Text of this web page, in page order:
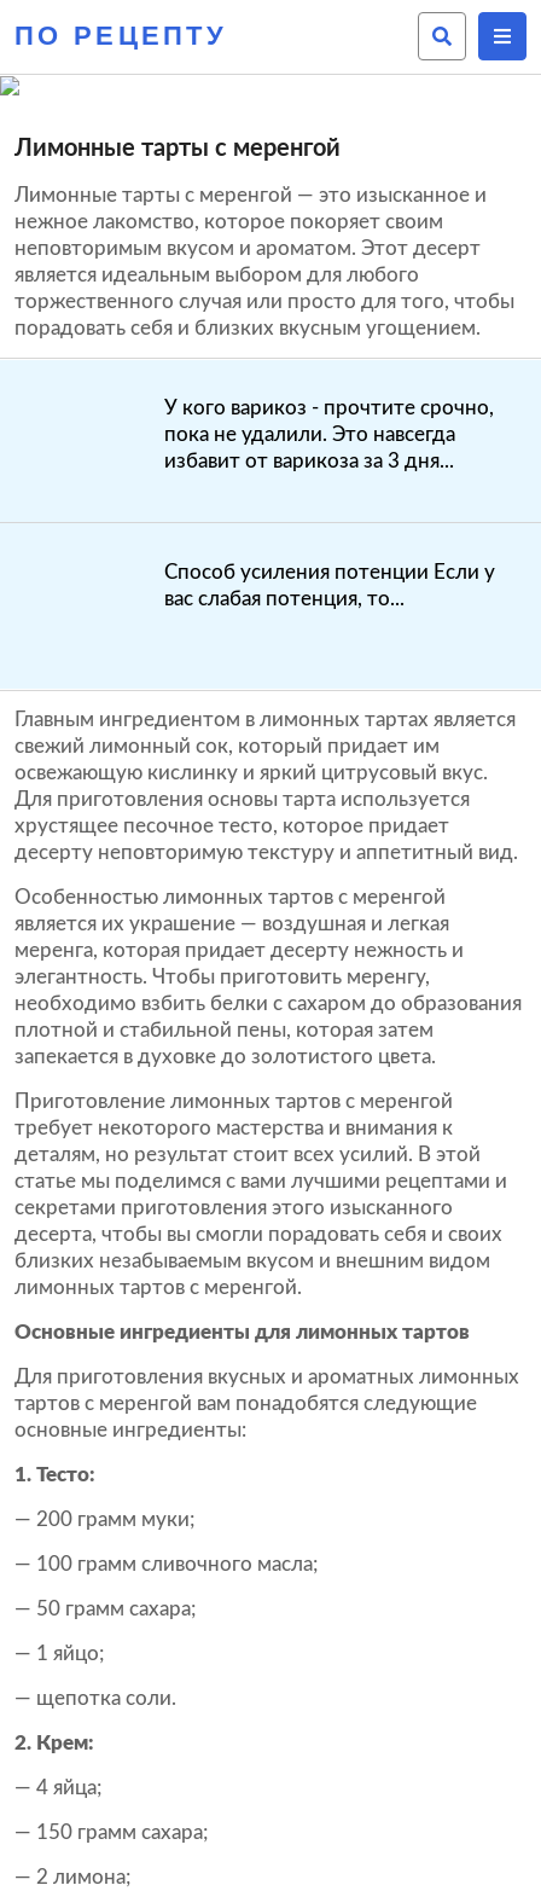
ПО РЕЦЕПТУ
Лимонные тарты с меренгой
Лимонные тарты с меренгой — это изысканное и
нежное лакомство, которое покоряет своим
неповторимым вкусом и ароматом. Этот десерт
является идеальным выбором для любого
торжественного случая или просто для того, чтобы
порадовать себя и близких вкусным угощением.
У кого варикоз - прочтите срочно,
пока не удалили. Это навсегда
избавит от варикоза за 3 дня...
Способ усиления потенции Если у
вас слабая потенция, то...
Главным ингредиентом в лимонных тартах является
свежий лимонный сок, который придает им
освежающую кислинку и яркий цитрусовый вкус.
Для приготовления основы тарта используется
хрустящее песочное тесто, которое придает
десерту неповторимую текстуру и аппетитный вид.
Особенностью лимонных тартов с меренгой
является их украшение — воздушная и легкая
меренга, которая придает десерту нежность и
элегантность. Чтобы приготовить меренгу,
необходимо взбить белки с сахаром до образования
плотной и стабильной пены, которая затем
запекается в духовке до золотистого цвета.
Приготовление лимонных тартов с меренгой
требует некоторого мастерства и внимания к
деталям, но результат стоит всех усилий. В этой
статье мы поделимся с вами лучшими рецептами и
секретами приготовления этого изысканного
десерта, чтобы вы смогли порадовать себя и своих
близких незабываемым вкусом и внешним видом
лимонных тартов с меренгой.
Основные ингредиенты для лимонных тартов
Для приготовления вкусных и ароматных лимонных
тартов с меренгой вам понадобятся следующие
основные ингредиенты:
1. Тесто:
— 200 грамм муки;
— 100 грамм сливочного масла;
— 50 грамм сахара;
— 1 яйцо;
— щепотка соли.
2. Крем:
— 4 яйца;
— 150 грамм сахара;
— 2 лимона;